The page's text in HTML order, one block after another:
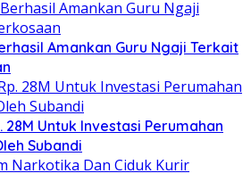
Amankan Guru Ngaji Terkait
28M Untuk Investasi Perumahan
Subandi